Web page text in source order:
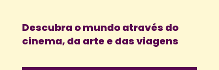
Descubra o mundo através do
cinema, da arte e das viagens